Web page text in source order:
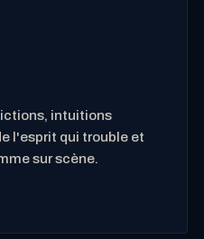
intuitions
l'esprit qui trouble et
sur scène.